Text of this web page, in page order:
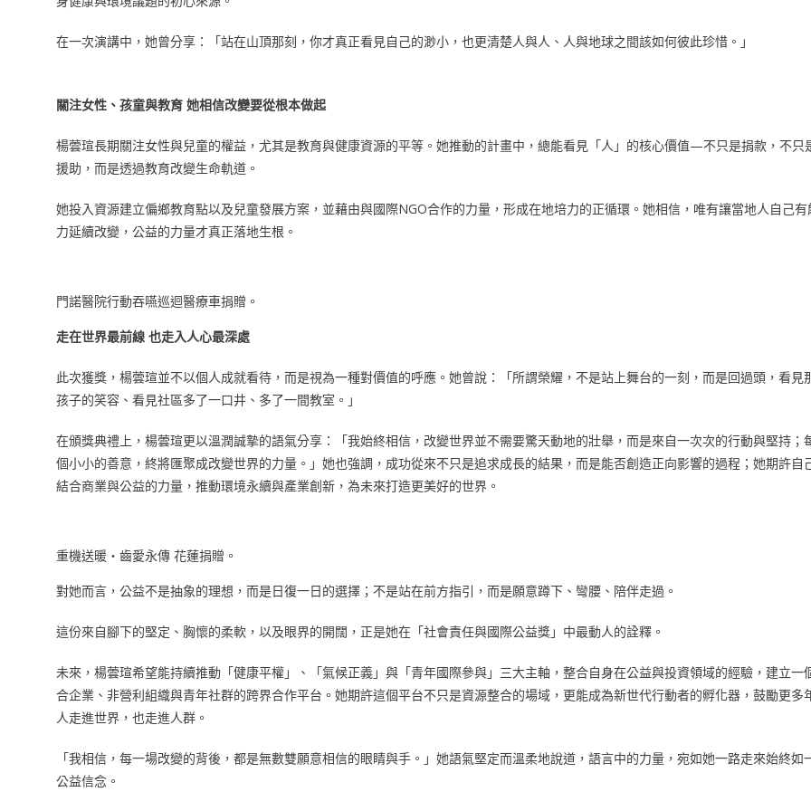
在一次演講中，她曾分享：「站在山頂那刻，你才真正看見自己的渺小，也更清楚人與人、人與地球之間該如何彼此珍惜。」
關注女性、孩童與教育 她相信改變要從根本做起
楊蕓瑄長期關注女性與兒童的權益，尤其是教育與健康資源的平等。她推動的計畫中，總能看見「人」的核心價值—不只是捐款，不只
援助，而是透過教育改變生命軌道。
她投入資源建立偏鄉教育點以及兒童發展方案，並藉由與國際NGO合作的力量，形成在地培力的正循環。她相信，唯有讓當地人自己有
力延續改變，公益的力量才真正落地生根。
門諾醫院行動吞嚥巡迴醫療車捐贈。
走在世界最前線 也走入人心最深處
此次獲獎，楊蕓瑄並不以個人成就看待，而是視為一種對價值的呼應。她曾說：「所謂榮耀，不是站上舞台的一刻，而是回過頭，看見
孩子的笑容、看見社區多了一口井、多了一間教室。」
在頒獎典禮上，楊蕓瑄更以溫潤誠摯的語氣分享：「我始終相信，改變世界並不需要驚天動地的壯舉，而是來自一次次的行動與堅持；
個小小的善意，終將匯聚成改變世界的力量。」她也強調，成功從來不只是追求成長的結果，而是能否創造正向影響的過程；她期許自
結合商業與公益的力量，推動環境永續與產業創新，為未來打造更美好的世界。
重機送暖‧齒愛永傳 花蓮捐贈。
對她而言，公益不是抽象的理想，而是日復一日的選擇；不是站在前方指引，而是願意蹲下、彎腰、陪伴走過。
這份來自腳下的堅定、胸懷的柔軟，以及眼界的開闊，正是她在「社會責任與國際公益獎」中最動人的詮釋。
未來，楊蕓瑄希望能持續推動「健康平權」、「氣候正義」與「青年國際參與」三大主軸，整合自身在公益與投資領域的經驗，建立一
合企業、非營利組織與青年社群的跨界合作平台。她期許這個平台不只是資源整合的場域，更能成為新世代行動者的孵化器，鼓勵更多
人走進世界，也走進人群。
「我相信，每一場改變的背後，都是無數雙願意相信的眼睛與手。」她語氣堅定而溫柔地說道，語言中的力量，宛如她一路走來始終如
公益信念。